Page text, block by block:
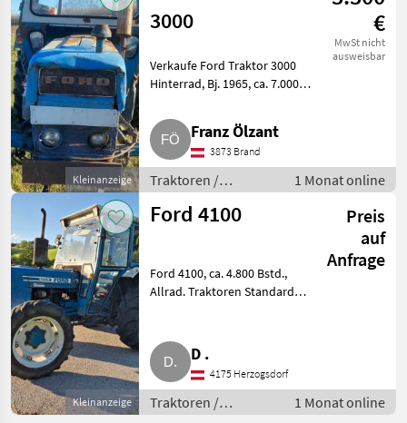
Kleinanzeige
3000
€
MwSt nicht
ausweisbar
Verkaufe Ford Traktor 3000
Hinterrad, Bj. 1965, ca. 7.000
Verdeck, Verkabelung
Lichtanlage reparaturbedürftig.
Traktoren Standard Trakto
Franz Ölzant
3873 Brand
Traktoren /
Standard Traktoren
1 Monat online
Kleinanzeige
Ford 4100
Preis
auf
Anfrage
Ford 4100, ca. 4.800 Bstd.,
Allrad. Traktoren Standard
D .
4175 Herzogsdorf
Traktoren /
1 Monat online